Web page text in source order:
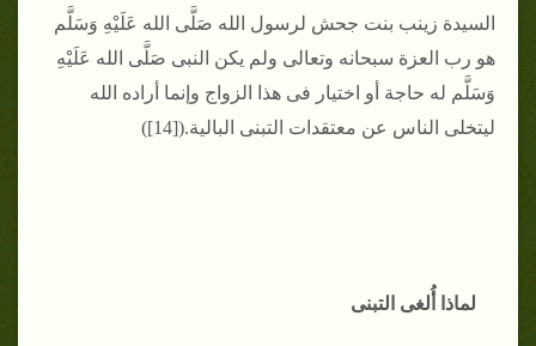
السيدة زينب بنت جحش لرسول الله صَلَّى الله عَلَيْهِ وَسَلَّم
هو رب العزة سبحانه وتعالى ولم يكن النبى صَلَّى الله عَلَيْهِ
وَسَلَّم له حاجة أو اختيار فى هذا الزواج وإنما أراده الله
ليتخلى الناس عن معتقدات التبنى البالية.([14])
لماذا أُلغى التبنى